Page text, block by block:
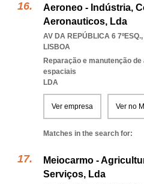
Aeroneo - Indústria,
Aeronauticos, Lda
AV DA REPÚBLICA 6
LISBOA
Reparação e manutenção
espaciais
LDA
Ver empresa Ver no
Matches in the search for:
Meiocarmo -
Serviços, Lda